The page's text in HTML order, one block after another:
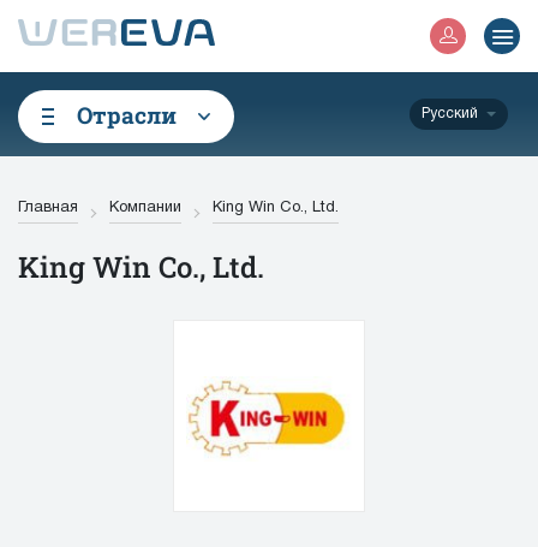
Отрасли Русский
Главная Компании King Win Co., Ltd.
King Win Co., Ltd.